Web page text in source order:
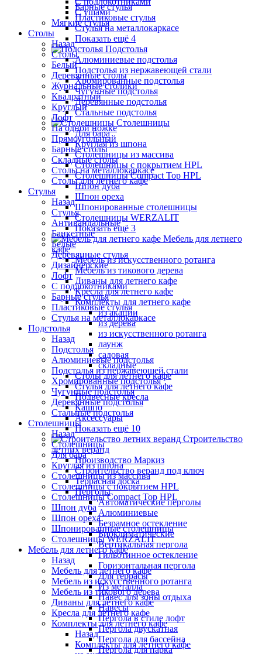
Барные стулья
Пластиковые стулья
Стулья на металлокаркасе
Показать ещё 4
Подстолья
Алюминиевые подстолья
Подстолья из нержавеющей стали
Хромированные подстолья
Чугунные подстолья
Деревянные подстолья
Стальные подстолья
Столешницы
Для бара
Круглая из шпона
Столешницы из массива
Столешницы с покрытием HPL
Столешницы Сompact Top HPL
Шпон дуба
Шпон ореха
Шпонированные столешницы
Столешницы WERZALIT
Показать ещё 3
Мебель для летнего
кафе
Мебель из искусственного ротанга
Мебель из тикового дерева
Диваны для летнего кафе
Кресла для летнего кафе
Комплекты для летнего кафе
из акации
из дерева
из искусственного ротанга
лаунж
садовая
складные
Столы для летнего кафе
Стулья для летнего кафе
Подвесные кресла
Кашпо
Аксессуары
Показать ещё 10
Строительство
летних веранд
Производство Маркиз
Строительство веранд под ключ
Террасная доска
Перголы
Автоматические перголы
Алюминиевые
Безрамное остекление
Биоклиматические
Вертикальная пергола
Гильотинное остекление
Горизонтальная пергола
Для террасы
Из металла
Навес для зоны отдыха
Навесы
Пергола в стиле лофт
Пергола двускатная
Пергола для бассейна
Пергола для парка
С ушами
Мягкие стулья
Столы
Назад
Столы
Белый
Деревянные столы
Журнальные столики
Квадратный
Круглый
Лофт
На одной ножке
Прямоугольный
Барные столы
Складные столы
Столы на металлокаркасе
Столы для летнего кафе
Стулья
Назад
Стулья
Антивандальные
Банкетные
Белые
Деревянные стулья
Дизайнерские
Лофт
С подлокотниками
Барные стулья
Пластиковые стулья
Стулья на металлокаркасе
Подстолья
Назад
Подстолья
Алюминиевые подстолья
Подстолья из нержавеющей стали
Хромированные подстолья
Чугунные подстолья
Деревянные подстолья
Стальные подстолья
Столешницы
Назад
Столешницы
Для бара
Круглая из шпона
Столешницы из массива
Столешницы с покрытием HPL
Столешницы Сompact Top HPL
Шпон дуба
Шпон ореха
Шпонированные столешницы
Столешницы WERZALIT
Мебель для летнего кафе
Назад
Мебель для летнего кафе
Мебель из искусственного ротанга
Мебель из тикового дерева
Диваны для летнего кафе
Кресла для летнего кафе
Комплекты для летнего кафе
Назад
Комплекты для летнего кафе